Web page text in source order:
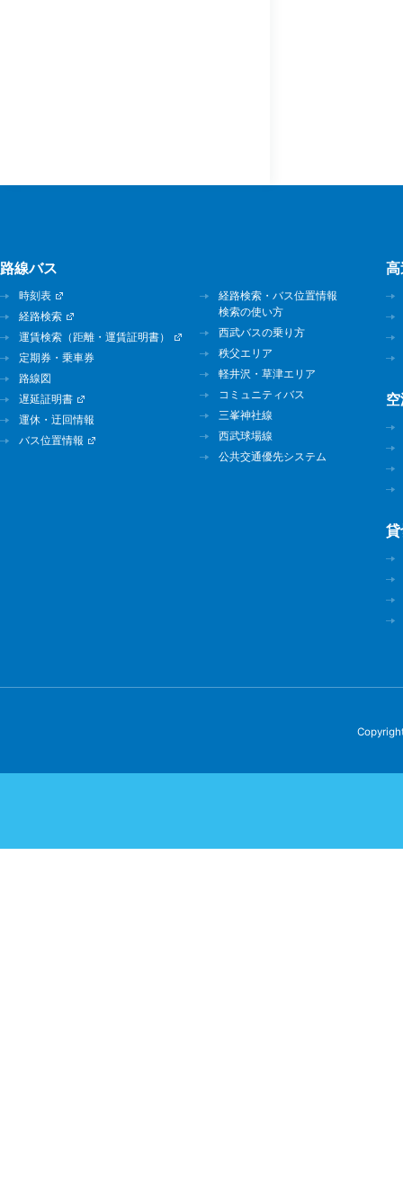
路線バス
時刻表
経路検索
運賃検索（距離・運賃証明書）
定期券・乗車券
路線図
遅延証明書
運休・迂回情報
バス位置情報
経路検索・バス位置情報
検索の使い方
西武バスの乗り方
秩父エリア
軽井沢・草津エリア
コミュニティバス
三峯神社線
西武球場線
公共交通優先システム